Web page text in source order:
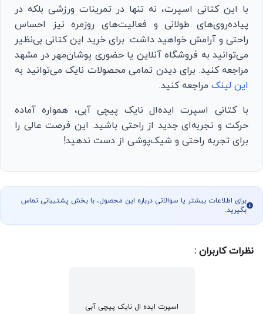
با این کتانی اسپرت، نه تنها در تمرینات ورزشی بلکه در
پیاده‌روی‌های طولانی و فعالیت‌های روزمره نیز احساس
راحتی و آرامش خواهید داشت. برای خرید این کتانی بی‌نظیر
می‌توانید به فروشگاه آنلاین یا حضوری پوشان‌مهر در مشهد
مراجعه کنید. برای دیدن تمامی محصولات نایک می‌توانید به
این لینک مراجعه کنید.
با کتانی اسپرت ایده‌ال نایک پیچی آبی، همواره آماده
حرکت و تجربه‌ای جدید از راحتی باشید. این فرصت عالی را
برای تجربه راحتی و شیک‌پوشی از دست ندهید!
برای اطلاعات بیشتر یا سوالاتی درباره این محصول، با بخش پشتیبانی تماس
بگیرید.
نظرات کاربران :
اسپرت ایده ال نایک پیچی آبی